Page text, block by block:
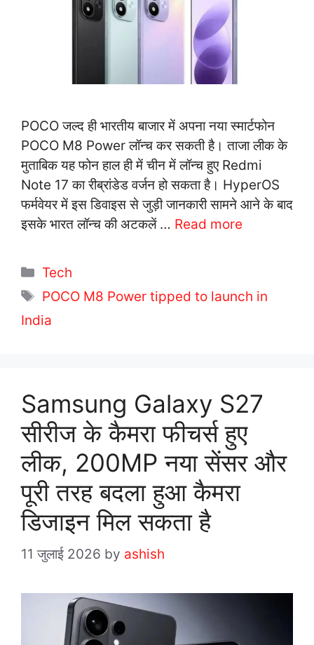
POCO जल्द ही भारतीय बाजार में अपना नया स्मार्टफोन
POCO M8 Power लॉन्च कर सकती है। ताजा लीक के
मुताबिक यह फोन हाल ही में चीन में लॉन्च हुए Redmi
Note 17 का रीब्रांडेड वर्जन हो सकता है। HyperOS
फर्मवेयर में इस डिवाइस से जुड़ी जानकारी सामने आने के बाद
इसके भारत लॉन्च की अटकलें … Read more
C
a
e
i
e
Tech
T
a
POCO M8 Power tipped to launch in
India
Samsung Galaxy S27
सीरीज के कैमरा फीचर्स हुए
लीक, 200MP नया सेंसर और
पूरी तरह बदला हुआ कैमरा
डिजाइन मिल सकता है
11 जुलाई 2026 by ashish